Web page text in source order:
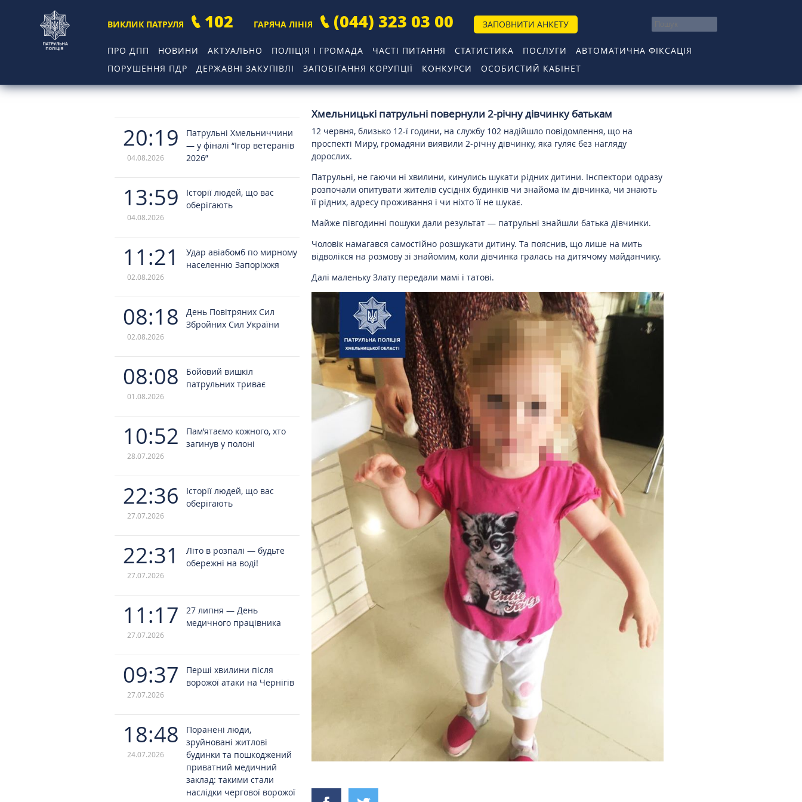
ВИКЛИК ПАТРУЛЯ 102 ГАРЯЧА ЛІНІЯ (044) 323 03 00 ЗАПОВНИТИ АНКЕТУ
ПРО ДПП НОВИНИ АКТУАЛЬНО ПОЛІЦІЯ І ГРОМАДА ЧАСТІ ПИТАННЯ СТАТИСТИКА ПОСЛУГИ
АВТОМАТИЧНА ФІКСАЦІЯ
ПОРУШЕННЯ ПДР
ДЕРЖАВНІ ЗАКУПІВЛІ ЗАПОБІГАННЯ КОРУПЦІЇ КОНКУРСИ ОСОБИСТИЙ КАБІНЕТ
20:19
04.08.2026
Патрульні Хмельниччини
— у фіналі “Ігор ветеранів
2026”
13:59
04.08.2026
Історії людей, що вас
оберігають
11:21
02.08.2026
Удар авіабомб по мирному
населенню Запоріжжя
08:18
02.08.2026
День Повітряних Сил
Збройних Сил України
08:08
01.08.2026
Бойовий вишкіл
патрульних триває
10:52
28.07.2026
Пам’ятаємо кожного, хто
загинув у полоні
22:36
27.07.2026
Історії людей, що вас
оберігають
22:31
27.07.2026
Літо в розпалі — будьте
обережні на воді!
11:17
27.07.2026
27 липня — День
медичного працівника
09:37
27.07.2026
Перші хвилини після
ворожої атаки на Чернігів
18:48
24.07.2026
Поранені люди,
зруйновані житлові
будинки та пошкоджений
приватний медичний
заклад: такими стали
наслідки чергової ворожої
Хмельницькі патрульні повернули 2-річну дівчинку батькам
12 червня, близько 12-ї години, на службу 102 надійшло повідомлення, що на
проспекті Миру, громадяни виявили 2-річну дівчинку, яка гуляє без нагляду
дорослих.
Патрульні, не гаючи ні хвилини, кинулись шукати рідних дитини. Інспектори одразу
розпочали опитувати жителів сусідніх будинків чи знайома їм дівчинка, чи знають
її рідних, адресу проживання і чи ніхто її не шукає.
Майже півгодинні пошуки дали результат — патрульні знайшли батька дівчинки.
Чоловік намагався самостійно розшукати дитину. Та пояснив, що лише на мить
відволікся на розмову зі знайомим, коли дівчинка гралась на дитячому майданчику.
Далі маленьку Злату передали мамі і татові.